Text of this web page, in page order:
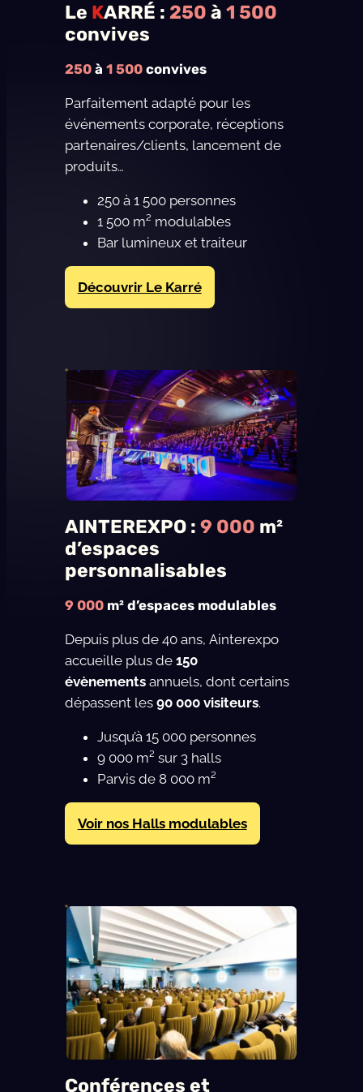
Le KARRÉ : 250 à 1 500
convives
250à 1 500convives
Parfaitement adapté pour les
événements corporate, réceptions
partenaires/clients, lancement de
produits…
250 à 1 500 personnes
1 500 m² modulables
Bar lumineux et traiteur
Découvrir Le Karré
AINTEREXPO : 9 000 m²
d’espaces
personnalisables
9 000m² d’espaces modulables
Depuis plus de 40 ans, Ainterexpo
accueille plus de 150
évènementsannuels, dont certains
dépassent les 90 000 visiteurs.
Jusqu’à 15 000 personnes
9 000 m² sur 3 halls
Parvis de 8 000 m²
Voir nos Halls modulables
Conférences et